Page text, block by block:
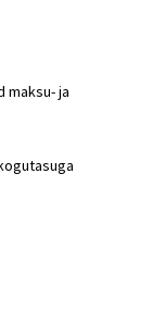
maksu- ja